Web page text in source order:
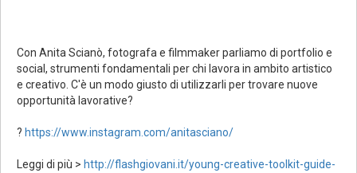
Con Anita Scianò, fotografa e filmmaker parliamo di portfolio e
social, strumenti fondamentali per chi lavora in ambito artistico
e creativo. C'è un modo giusto di utilizzarli per trovare nuove
opportunità lavorative?
? https://www.instagram.com/anitasciano/
Leggi di più > http://flashgiovani.it/young-creative-toolkit-guide-